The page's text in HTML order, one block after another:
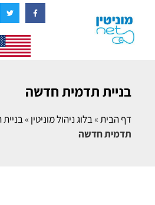
בניית תדמית חדשה
דף הבית»בלוג ניהול מוניטין »
תדמית חדשה